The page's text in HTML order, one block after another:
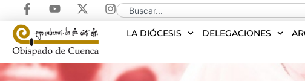
LA DIÓCESIS DELEGACIONES